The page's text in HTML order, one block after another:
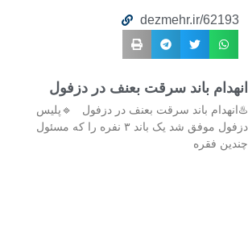
dezmehr.ir/62193
انهدام باند سرقت بعنف در دزفول
♨️انهدام باند سرقت بعنف در دزفول 🔹پلیس
دزفول موفق شد یک باند ۳ نفره را که مسئول
چندین فقره